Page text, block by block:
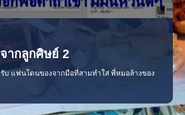
ากลูกศิษย์ 2
บ แฟนโดนของจากมือที่สามทำใส่ พี่หมอล้างของ
งเรื่องพี่หมอดูดวงแม่นมาก มาทำพิธีเกี่ยวกับเรื่อง